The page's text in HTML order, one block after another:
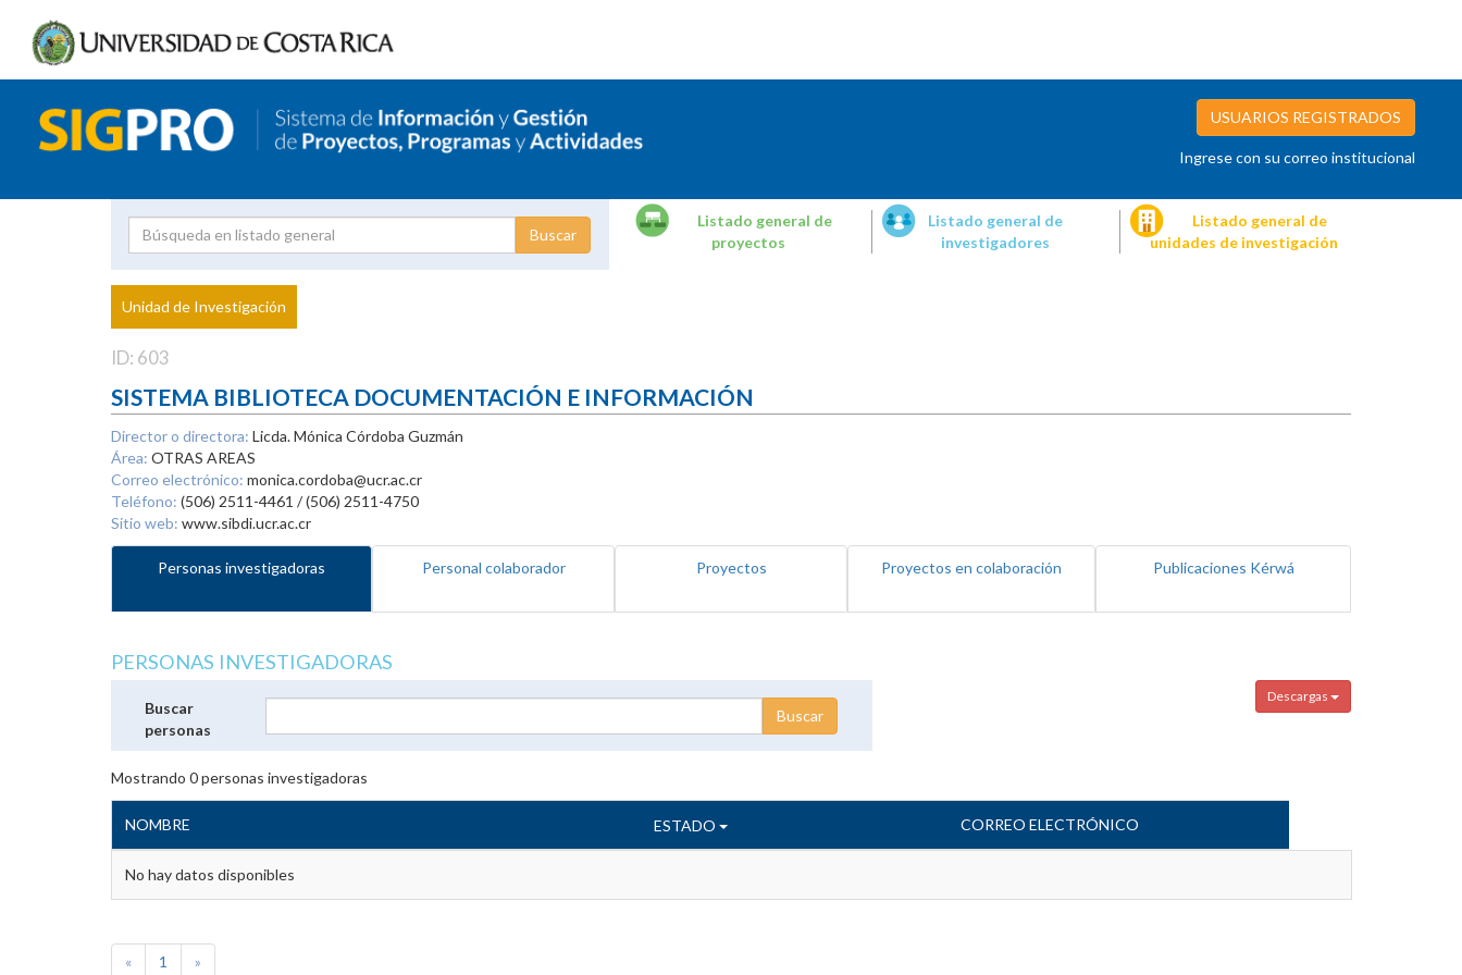
USUARIOS REGISTRADOS
Ingrese con su correo institucional
Proyecto
Investigador
Listado general de
proyectos
Listado general de
investigadores
Listado general de
unidades de investigación
Unidad de Investigación
ID: 603
SISTEMA BIBLIOTECA DOCUMENTACIÓN E INFORMACIÓN
Director o directora: Licda. Mónica Córdoba Guzmán
Área: OTRAS AREAS
Correo electrónico: monica.cordoba@ucr.ac.cr
Teléfono: (506) 2511-4461 / (506) 2511-4750
Sitio web: www.sibdi.ucr.ac.cr
Personas investigadoras Personal colaborador Proyectos Proyectos en colaboración Publicaciones Kérwá
PERSONAS INVESTIGADORAS
Descargas
Buscar
personas
Mostrando 0personas investigadoras
NOMBRE ESTADO CORREO ELECTRÓNICO
No hay datos disponibles
« 1 »